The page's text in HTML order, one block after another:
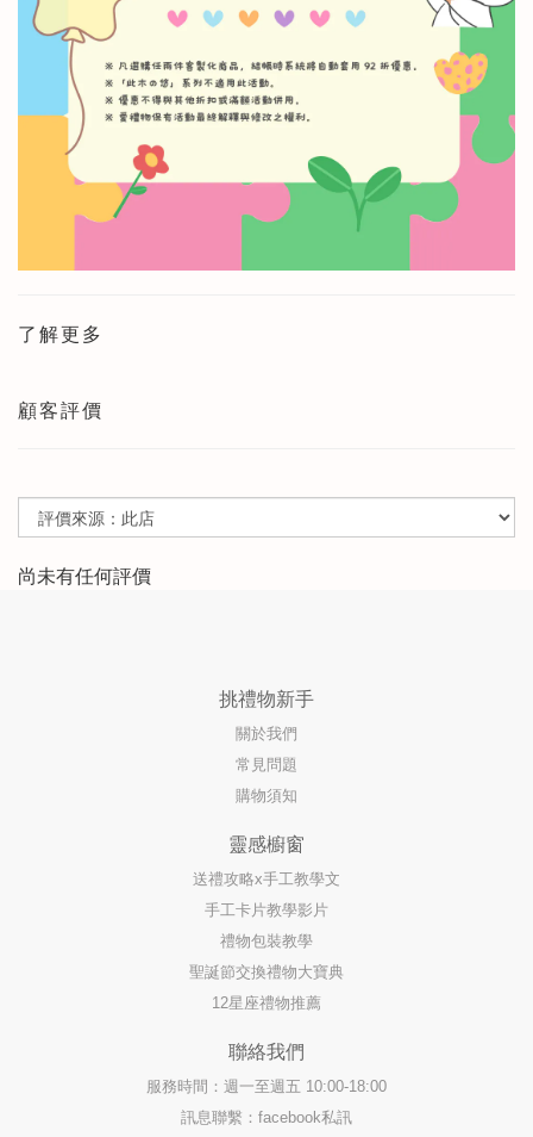
了解更多
顧客評價
尚未有任何評價
挑禮物新手
關於我們
常見問題
購物須知
靈感櫥窗
送禮攻略x手工教學文
手工卡片教學影片
禮物包裝教學
聖誕節交換禮物大寶典
12星座禮物推薦
聯絡我們
服務時間：週一至週五 10:00-18:00
訊息聯繫：facebook私訊